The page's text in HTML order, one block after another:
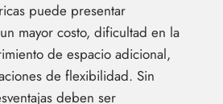
puede presentar
mayor costo, dificultad en la
de espacio adicional,
de flexibilidad. Sin
deben ser